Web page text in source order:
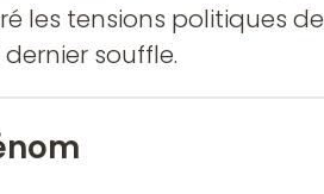
les tensions politiques de
souffle.